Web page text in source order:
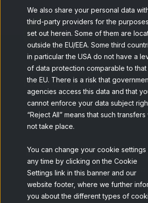
We also share your personal data
third-party providers for the purposes
set out herein. Some of them are
outside the EU/EEA. Some third
in particular the USA do not have a
of data protection comparable to
the EU. There is a risk that
agencies access this data and that
cannot enforce your data subject
“Reject All” means that such transfers
not take place.
You can change your cookie settings
any time by clicking on the Cookie
Settings link in this banner and our
website footer, where we further
you about the different types of
Suscríbete a nuestro
recibe las últimas
Email
He leído y acepto laPolítica
privacidadde Netquest y
puedo darme de baja en
momento.